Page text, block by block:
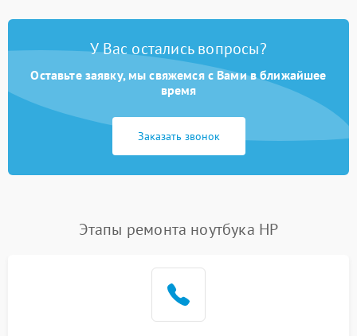
У Вас остались вопросы?
Оставьте заявку, мы свяжемся с Вами в ближайшее
время
Заказать звонок
Этапы ремонта ноутбука HP